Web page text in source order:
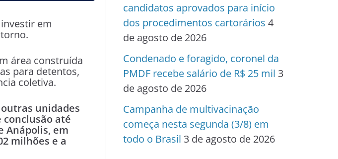
em
área construída
para detentos,
coletiva.
unidades
conclusão até
Anápolis, em
milhões e a
candidatos aprovados para início
dos procedimentos cartorários 4
de agosto de 2026
Condenado e foragido, coronel da
PMDF recebe salário de R$ 25 mil 3
de agosto de 2026
Campanha de multivacinação
começa nesta segunda (3/8) em
todo o Brasil 3 de agosto de 2026